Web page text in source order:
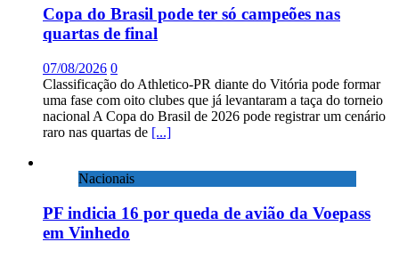
Copa do Brasil pode ter só campeões nas
quartas de final
07/08/2026 0
Classificação do Athletico-PR diante do Vitória pode formar
uma fase com oito clubes que já levantaram a taça do torneio
nacional A Copa do Brasil de 2026 pode registrar um cenário
raro nas quartas de [...]
Nacionais
PF indicia 16 por queda de avião da Voepass
em Vinhedo